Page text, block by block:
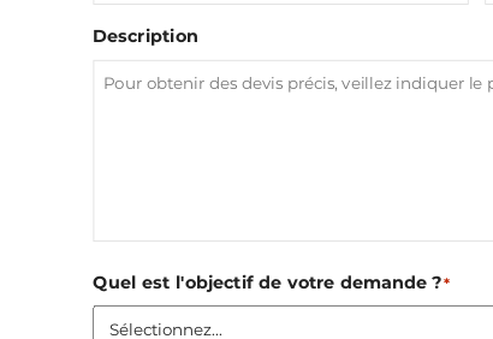
Description
Quel est l'objectif de votre demande ?*